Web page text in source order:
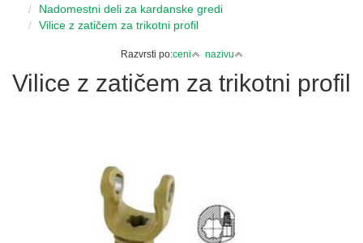
Nadomestni deli za kardanske gredi
Vilice z zatičem za trikotni profil
Razvrsti po:ceni nazivu
Vilice z zatičem za trikotni profil